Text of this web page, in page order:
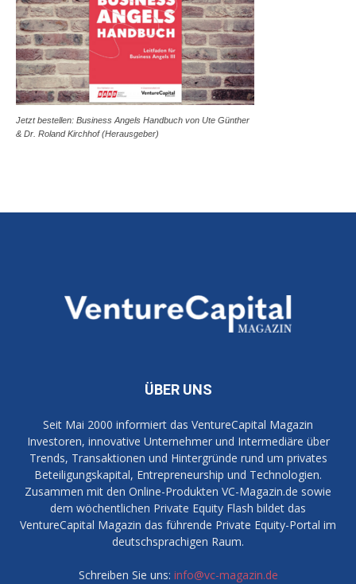
Jetzt bestellen: Business Angels Handbuch von Ute Günther
& Dr. Roland Kirchhof (Herausgeber)
ÜBER UNS
Seit Mai 2000 informiert das VentureCapital Magazin
Investoren, innovative Unternehmer und Intermediäre über
Trends, Transaktionen und Hintergründe rund um privates
Beteiligungskapital, Entrepreneurship und Technologien.
Zusammen mit den Online-Produkten VC-Magazin.de sowie
dem wöchentlichen Private Equity Flash bildet das
VentureCapital Magazin das führende Private Equity-Portal im
deutschsprachigen Raum.
Schreiben Sie uns: info@vc-magazin.de